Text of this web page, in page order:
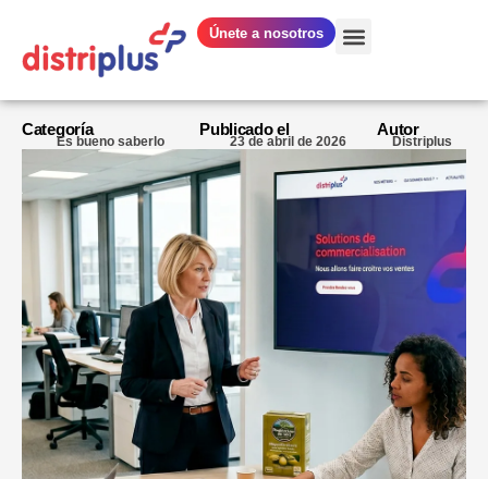
Únete a nosotros
Categoría
Es bueno saberlo
Publicado el
23 de abril de 2026
Autor
Distriplus